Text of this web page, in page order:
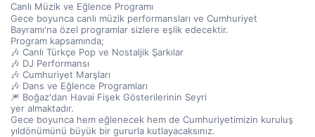
Canlı Müzik ve Eğlence Programı
Gece boyunca canlı müzik performansları ve Cumhuriyet
Bayramı'na özel programlar sizlere eşlik edecektir.
Program kapsamında;
🎶 Canlı Türkçe Pop ve Nostaljik Şarkılar
🎶 DJ Performansı
🎶 Cumhuriyet Marşları
🎶 Dans ve Eğlence Programları
🎆 Boğaz'dan Havai Fişek Gösterilerinin Seyri
yer almaktadır.
Gece boyunca hem eğlenecek hem de Cumhuriyetimizin kuruluş
yıldönümünü büyük bir gururla kutlayacaksınız.